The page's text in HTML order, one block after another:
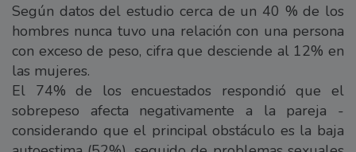
Según datos del estudio cerca de un 40 % de los
hombres nunca tuvo una relación con una persona
con exceso de peso, cifra que desciende al 12% en
las mujeres.
El 74% de los encuestados respondió que el
sobrepeso afecta negativamente a la pareja -
considerando que el principal obstáculo es la baja